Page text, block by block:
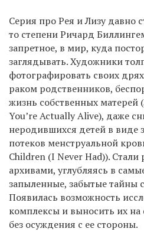
Серия про Рея и Лизу давно
то степени Ричард
запретное, в мир, куда
заглядывать. Художники
фотографировать своих
раком родственников,
жизнь собственных матерей
You’re Actually Alive), даже
неродившихся детей в виде
потеков менструальной
Children (I Never Had)).
архивами, углубляясь в
запыленные, забытые тайны
Появилась возможность
комплексы и выносить их
без осуждения с ее стороны.